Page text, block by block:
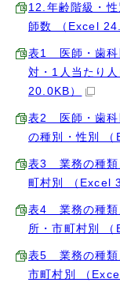
12.年齢階級・
師数 （Excel
表1 医師・歯科
対・1人当たり
20.0KB）
表2 医師・歯科
の種別・性別 （
表3 業務の種類
町村別 （Excel
表4 業務の種類
所・市町村別 （
表5 業務の種類
市町村別 （